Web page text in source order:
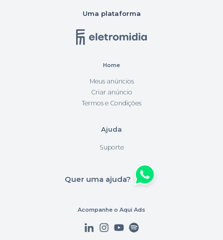
Uma plataforma
Home
Meus anúncios
Criar anúncio
Termos e Condições
Ajuda
Suporte
Quer uma ajuda?
Acompanhe o Aqui Ads